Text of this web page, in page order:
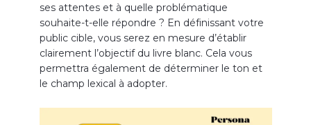
ses attentes et à quelle problématique
souhaite-t-elle répondre ? En définissant votre
public cible, vous serez en mesure d’établir
clairement l’objectif du livre blanc. Cela vous
permettra également de déterminer le ton et
le champ lexical à adopter.